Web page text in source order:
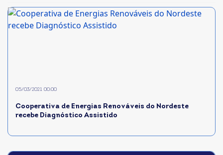
Cooperativa de Energias Renováveis do Nordeste
recebe Diagnóstico Assistido
05/03/2021 00:00